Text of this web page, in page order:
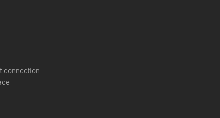
connection